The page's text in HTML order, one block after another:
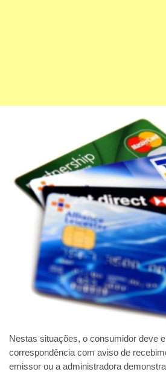
Nestas situações, o consumidor deve
correspondência com aviso de
emissor ou a administradora